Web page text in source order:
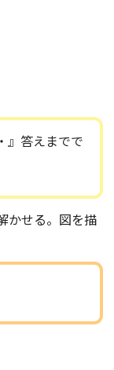
』答えまでで
かせる。図を描